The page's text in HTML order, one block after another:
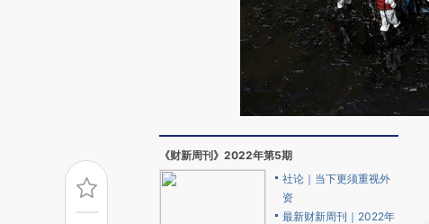
《财新周刊》2022年第5期
社论｜当下更须重视外
资
最新财新周刊｜2022年